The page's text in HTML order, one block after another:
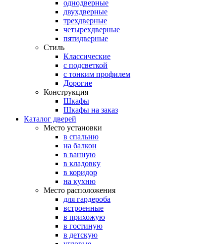
однодверные
двухдверные
трехдверные
четырехдверные
пятидверные
Стиль
Классические
с подсветкой
с тонким профилем
Дорогие
Конструкция
Шкафы
Шкафы на заказ
Каталог дверей
Место установки
в спальню
на балкон
в ванную
в кладовку
в коридор
на кухню
Место расположения
для гардероба
встроенные
в прихожую
в гостиную
в детскую